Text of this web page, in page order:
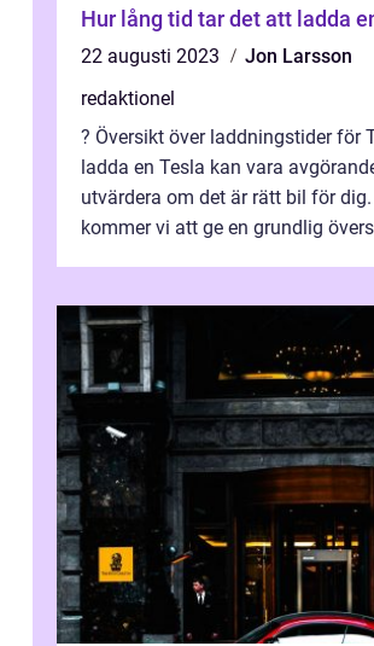
Hur lång tid tar det att ladda
22 augusti 2023
Jon Larsson
redaktionel
? Översikt över laddningstider för
ladda en Tesla kan vara
utvärdera om det är rätt bil för
kommer vi att ge en grundlig